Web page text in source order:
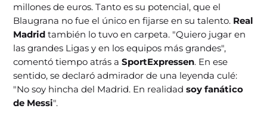
millones de euros. Tanto es su potencial, que el
Blaugrana no fue el único en fijarse en su talento. Real
Madrid también lo tuvo en carpeta. "Quiero jugar en
las grandes Ligas y en los equipos más grandes",
comentó tiempo atrás aSportExpressen. En ese
sentido, se declaró admirador de una leyenda culé:
"No soy hincha del Madrid. En realidadsoy fanático
de Messi".